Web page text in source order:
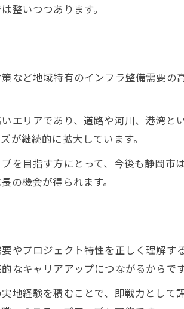
整いつつあります。
など地域特有のインフラ整備需要の
エリアであり、道路や河川、港湾と
が継続的に拡大しています。
を目指す方にとって、今後も静岡市
の機会が得られます。
やプロジェクト特性を正しく理解す
なキャリアアップにつながるからです
地経験を積むことで、即戦力として